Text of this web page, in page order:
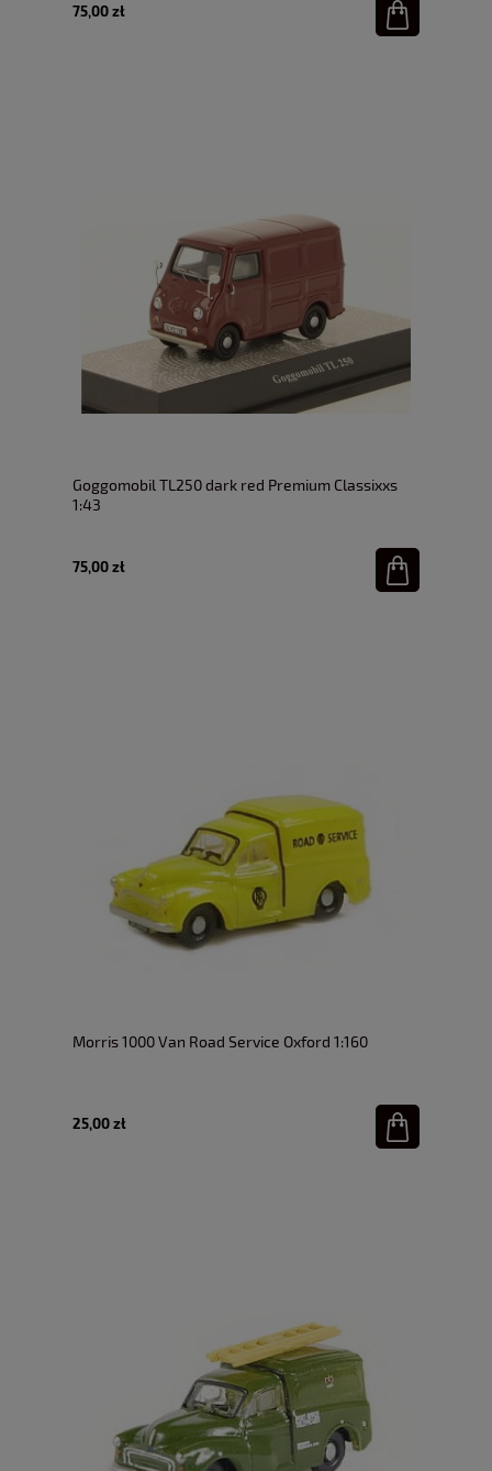
75,00 zł
Goggomobil TL250 dark red Premium Classixxs
1:43
75,00 zł
Morris 1000 Van Road Service Oxford 1:160
25,00 zł